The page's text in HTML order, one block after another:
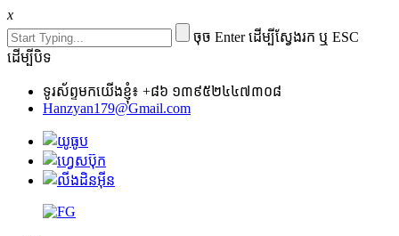
x
ចុច Enter ដើម្បីស្វែងរក ឬ ESC
ដើម្បីបិទ
ទូរស័ព្ទមកយើងខ្ញុំ៖ +៨៦ ១៣៩៥២៤៤៧៣០៨
Hanzyan179@Gmail.com